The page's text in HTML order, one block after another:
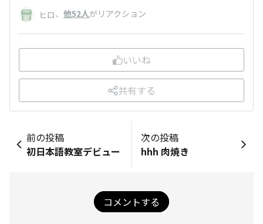
ヒロ、 他52人がリアクション
いいね
共有する
前の投稿
初日本語教室デビュー
次の投稿
hhh 肉焼き
コメントする